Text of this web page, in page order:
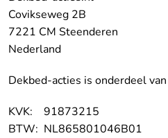
Covikseweg 2B
7221 CM Steenderen
Nederland
Dekbed-acties is onderdeel
KVK: 91873215
BTW: NL865801046B01